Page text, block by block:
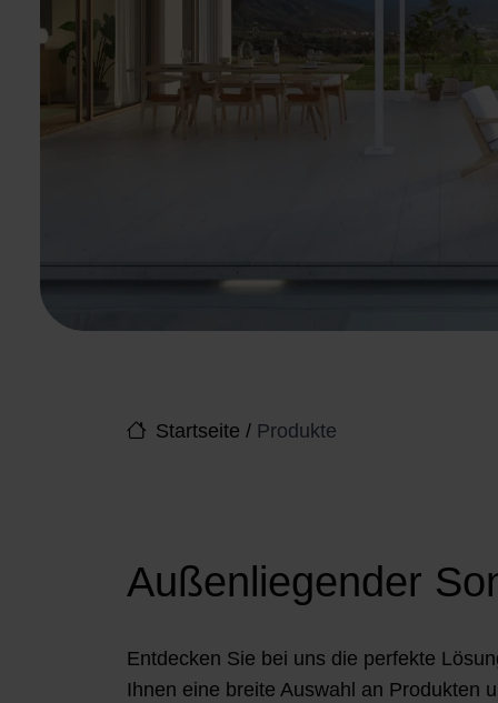
Startseite / Produkte
Außenliegender
Entdecken Sie bei uns die perfekte
Ihnen eine breite Auswahl an Produkten